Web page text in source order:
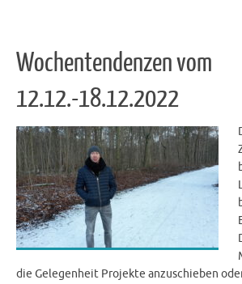
Wochentendenzen vom
12.12.-18.12.2022
die Gelegenheit Projekte anzuschieben